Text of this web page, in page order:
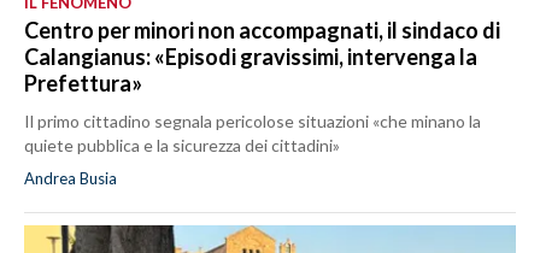
Centro per minori non accompagnati, il sindaco di
Calangianus: «Episodi gravissimi, intervenga la
Prefettura»
Il primo cittadino segnala pericolose situazioni «che minano la
quiete pubblica e la sicurezza dei cittadini»
Andrea Busia